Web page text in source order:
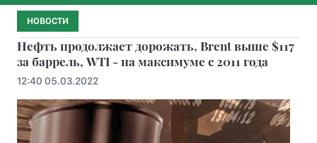
НОВОСТИ
Нефть продолжает дорожать, Brent выше $117
за баррель, WTI - на максимуме с 2011 года
12:40 05.03.2022